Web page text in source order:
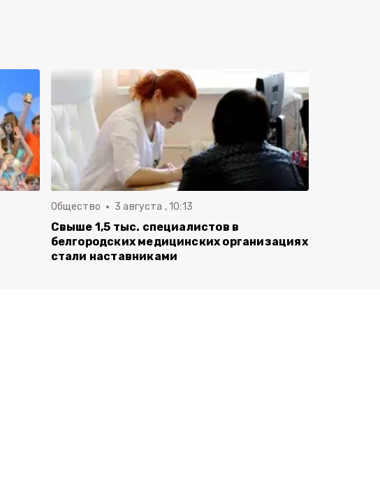
Общество 3 августа , 10:13
Свыше 1,5 тыс. специалистов в
белгородских медицинских организациях
стали наставниками